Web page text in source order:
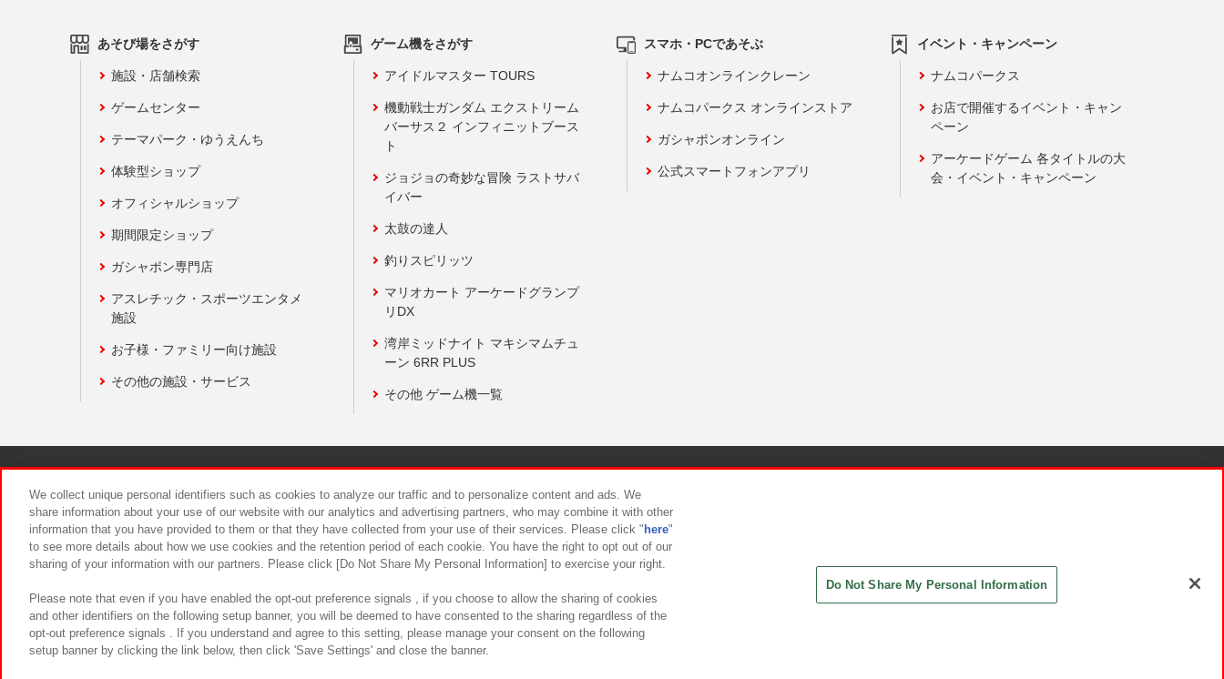
あそび場をさがす
施設・店舗検索
ゲームセンター
テーマパーク・ゆうえんち
体験型ショップ
オフィシャルショップ
期間限定ショップ
ガシャポン専門店
アスレチック・スポーツエンタメ
施設
お子様・ファミリー向け施設
その他の施設・サービス
ゲーム機をさがす
アイドルマスター TOURS
機動戦士ガンダム エクストリーム
バーサス２ インフィニットブース
ト
ジョジョの奇妙な冒険 ラストサバ
イバー
太鼓の達人
釣りスピリッツ
マリオカート アーケードグランプ
リDX
湾岸ミッドナイト マキシマムチュ
ーン 6RR PLUS
その他 ゲーム機一覧
スマホ・PCであそぶ
ナムコオンラインクレーン
ナムコパークス オンラインストア
ガシャポンオンライン
公式スマートフォンアプリ
イベント・キャンペーン
ナムコパークス
お店で開催するイベント・キャン
ペーン
アーケードゲーム 各タイトルの大
会・イベント・キャンペーン
食品のご提供について カスタマーハラスメント対応方針
We collect unique personal identifiers such as cookies to analyze our traffic and to personalize content and ads. We
share information about your use of our website with our analytics and advertising partners, who may combine it with other
information that you have provided to them or that they have collected from your use of their services. Please click " here"
to see more details about how we use cookies and the retention period of each cookie. You have the right to opt out of our
sharing of your information with our partners. Please click [Do Not Share My Personal Information] to exercise your right.
Please note that even if you have enabled the opt-out preference signals , if you choose to allow the sharing of cookies
and other identifiers on the following setup banner, you will be deemed to have consented to the sharing regardless of the
opt-out preference signals . If you understand and agree to this setting, please manage your consent on the following
setup banner by clicking the link below, then click 'Save Settings' and close the banner.
Do Not Share My Personal Information